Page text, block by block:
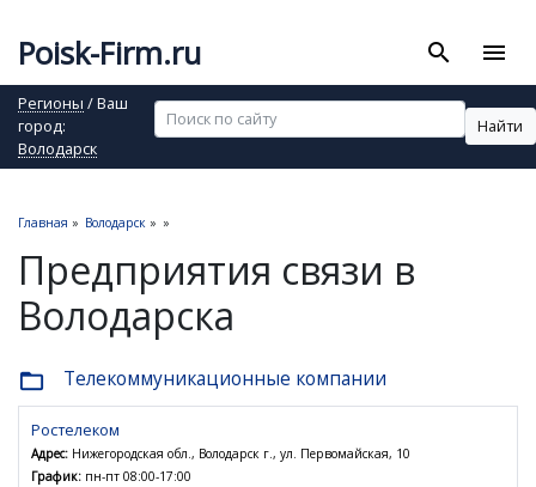
Poisk-Firm.ru search menu
Регионы / Ваш
город:
Володарск
Найти
Главная » Володарск » »
Предприятия связи в
Володарска
folder_open Телекоммуникационные компании
Ростелеком
Адрес: Нижегородская обл., Володарск г., ул. Первомайская, 10
График: пн-пт 08:00-17:00